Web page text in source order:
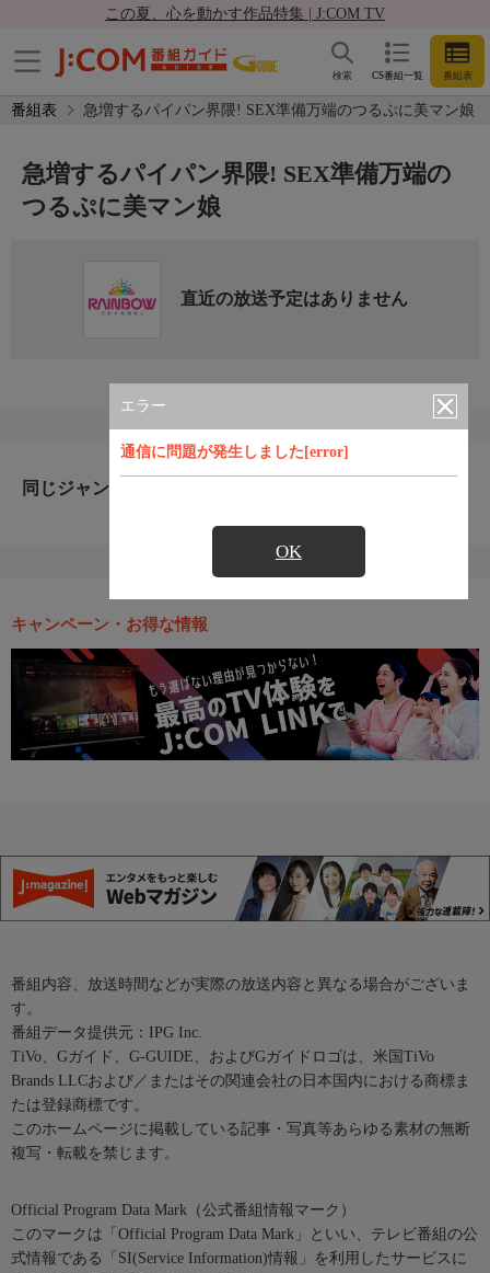
この夏、心を動かす作品特集 | J:COM TV
CS番組一覧 番組表
検索
番組表 急増するパイパン界隈! SEX準備万端のつるぷに美マン娘
エラー
通信に問題が発生しました[error]
OK
急増するパイパン界隈! SEX準備万端の
つるぷに美マン娘
直近の放送予定はありません
同じジャンルのおすすめ番組
キャンペーン・お得な情報
番組内容、放送時間などが実際の放送内容と異なる場合がございま
す。
番組データ提供元：IPG Inc.
TiVo、Gガイド、G-GUIDE、およびGガイドロゴは、米国TiVo
Brands LLCおよび／またはその関連会社の日本国内における商標ま
たは登録商標です。
このホームページに掲載している記事・写真等あらゆる素材の無断
複写・転載を禁じます。
Official Program Data Mark（公式番組情報マーク）
このマークは「Official Program Data Mark」といい、テレビ番組の公
式情報である「SI(Service Information)情報」を利用したサービスに